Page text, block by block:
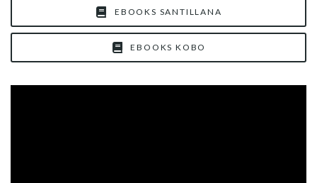
EBOOKS SANTILLANA
EBOOKS KOBO